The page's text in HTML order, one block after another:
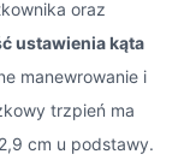
oraz
ustawienia kąta
manewrowanie i
trzpień ma
cm u podstawy.